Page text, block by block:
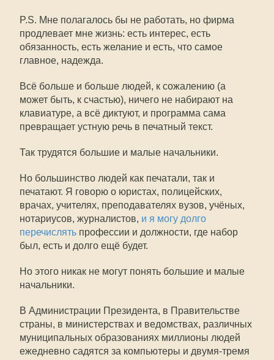
P.S. Мне полагалось бы не работать, но фирма
продлевает мне жизнь: есть интерес, есть
обязанность, есть желание и есть, что самое
главное, надежда.
Всё больше и больше людей, к сожалению (а
может быть, к счастью), ничего не набирают на
клавиатуре, а всё диктуют, и программа сама
превращает устную речь в печатный текст.
Так трудятся большие и малые начальники.
Но большинство людей как печатали, так и
печатают. Я говорю о юристах, полицейских,
врачах, учителях, преподавателях вузов, учёных,
нотариусов, журналистов, и я могу долго
перечислять профессии и должности, где набор
был, есть и долго ещё будет.
Но этого никак не могут понять большие и малые
начальники.
В Администрации Президента, в Правительстве
страны, в министерствах и ведомствах, различных
муниципальных образованиях миллионы людей
ежедневно садятся за компьютеры и двумя-тремя